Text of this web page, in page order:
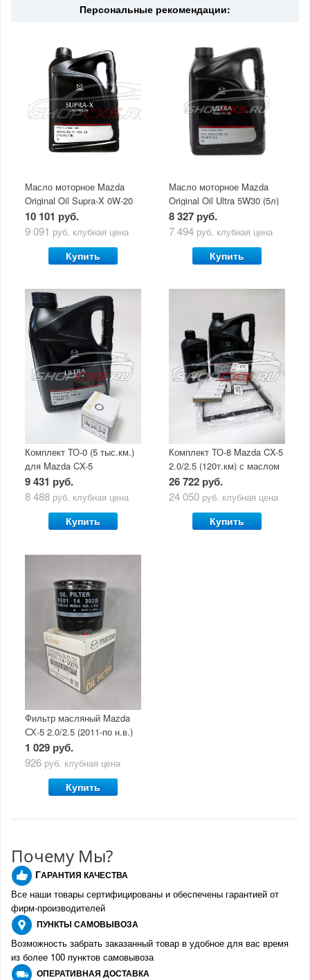
Персональные рекомендации:
Масло моторное Mazda
Original Oil Supra-X 0W-20
(5 л)
10 101 руб.
9 091 руб. клубная цена
Купить
Масло моторное Mazda
Original Oil Ultra 5W30 (5л)
8 327 руб.
7 494 руб. клубная цена
Купить
Комплект ТО-0 (5 тыс.км.)
для Mazda CX-5
(двигатель 2.0/2.5) с
маслом Mazda Original Oil
9 431 руб.
8 488 руб. клубная цена
Купить
Комплект ТО-8 Mazda CX-5
2.0/2.5 (120т.км) с маслом
Mazda Original Oil Ultra
5W30
26 722 руб.
24 050 руб. клубная цена
Купить
Фильтр масляный Mazda
СХ-5 2.0/2.5 (2011-по н.в.)
1 029 руб.
926 руб. клубная цена
Купить
Почему Мы?
ГАРАНТИЯ КАЧЕСТВА
Все наши товары сертифицированы и обеспечены гарантией от
фирм-производителей
ПУНКТЫ САМОВЫВОЗА
Возможность забрать заказанный товар в удобное для вас время
из более 100 пунктов самовывоза
ОПЕРАТИВНАЯ ДОСТАВКА